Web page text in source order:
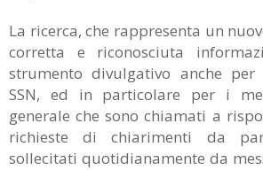
La ricerca, che rappresenta un
corretta e riconosciuta
strumento divulgativo anche
SSN, ed in particolare per i
generale che sono chiamati a
richieste di chiarimenti da
sollecitati quotidianamente da